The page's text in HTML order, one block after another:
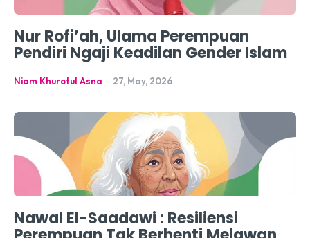
Nur Rofi’ah, Ulama Perempuan
Pendiri Ngaji Keadilan Gender Islam
Niam Khurotul Asna - 27, May, 2026
Nawal El-Saadawi : Resiliensi